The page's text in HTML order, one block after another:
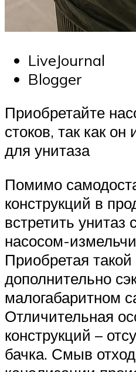
LiveJournal
Blogger
Приобретайте
стоков, так как он
для унитаза
Помимо
конструкций в
встретить унитаз
насосом-
Приобретая
дополнительно
малогабаритном
Отличительная
конструкций –
бачка. Смыв